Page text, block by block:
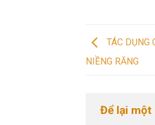
TÁC DỤNG
NIỀNG RĂNG
Để lại một